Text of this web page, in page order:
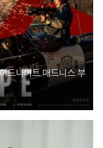
드나이트 매드니스 부